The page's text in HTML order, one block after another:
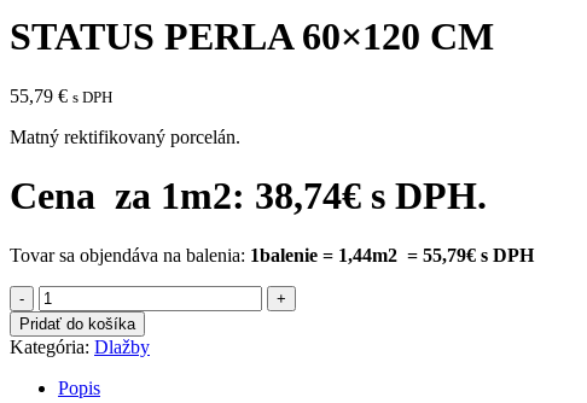
STATUS PERLA 60×120 CM
55,79 € s DPH
Matný rektifikovaný porcelán.
Cena za 1m2: 38,74€ s DPH.
Tovar sa objendáva na balenia: 1balenie = 1,44m2 = 55,79€ s DPH
množstvo
STATUS
PERLA
60×120
CM
Pridať do košíka
Kategória: Dlažby
Popis